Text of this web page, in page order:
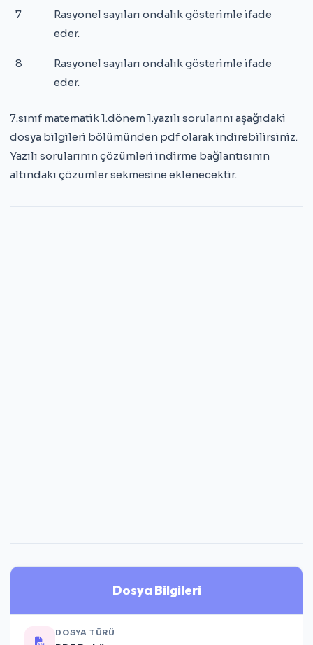
7
Rasyonel sayıları ondalık gösterimle ifade
eder.
8
Rasyonel sayıları ondalık gösterimle ifade
eder.
7.sınıf matematik 1.dönem 1.yazılı sorularını aşağıdaki
dosya bilgileri bölümünden pdf olarak indirebilirsiniz.
Yazılı sorularının çözümleri indirme bağlantısının
altındaki çözümler sekmesine eklenecektir.
Dosya Bilgileri
DOSYA TÜRÜ